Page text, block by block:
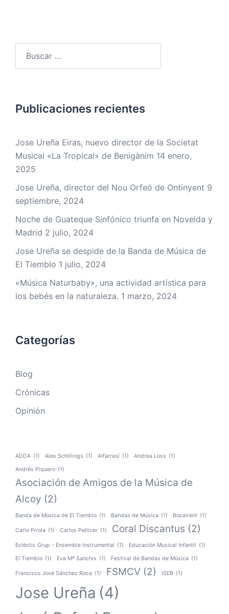
Publicaciones recientes
Jose Ureña Eiras, nuevo director de la Societat
Musical «La Tropical» de Benigànim 14 enero,
2025
Jose Ureña, director del Nou Orfeó de Ontinyent 9
septiembre, 2024
Noche de Guateque Sinfónico triunfa en Novelda y
Madrid 2 julio, 2024
Jose Ureña se despide de la Banda de Música de
El Tiemblo 1 julio, 2024
«Música Naturbaby», una actividad artística para
los bebés en la naturaleza. 1 marzo, 2024
Categorías
Blog
Crónicas
Opinión
ADDA (1) Alex Schillings (1) Alfarrasí (1) Andrea Loss (1)
Andrés Piquero (1)
Asociación de Amigos de la Música de
Alcoy (2)
Banda de Música de El Tiemblo (1) Bandas de Música (1) Bocairent (1)
Carlo Pirola (1) Carlos Pellicer (1) Coral Discantus (2)
Eclèctic Grup - Ensemble Instrumental (1) Educación Musical Infantil (1)
El Tiemblo (1) Eva Mª Sanchis (1) Festival de Bandas de Música (1)
Francisco José Sánchez Roca (1) FSMCV (2) ISEB (1)
Jose Ureña (4)